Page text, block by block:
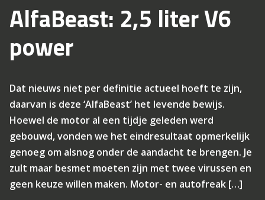
AlfaBeast: 2,5 liter V6
power
Dat nieuws niet per definitie actueel hoeft te zijn,
daarvan is deze ‘AlfaBeast’ het levende bewijs.
Hoewel de motor al een tijdje geleden werd
gebouwd, vonden we het eindresultaat opmerkelijk
genoeg om alsnog onder de aandacht te brengen. Je
zult maar besmet moeten zijn met twee virussen en
geen keuze willen maken. Motor- en autofreak […]